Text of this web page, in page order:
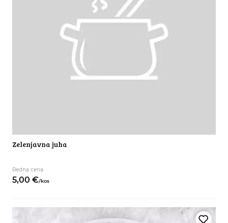
Zelenjavna juha
Redna cena
5,00 €/kos